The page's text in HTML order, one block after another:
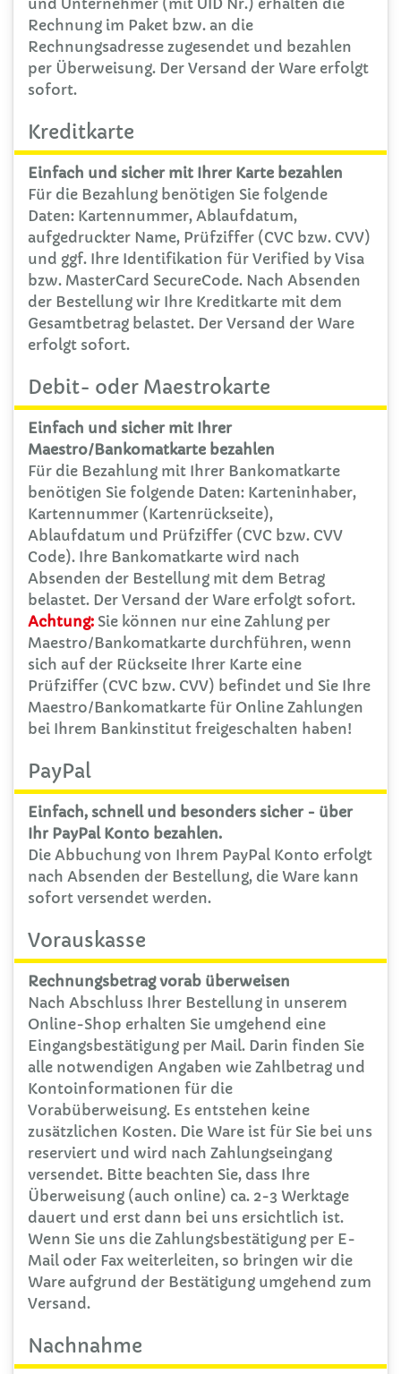
Rechnung im Paket bzw. an die
Rechnungsadresse zugesendet und bezahlen
per Überweisung. Der Versand der Ware erfolgt
sofort.
Kreditkarte
Einfach und sicher mit Ihrer Karte bezahlen
Für die Bezahlung benötigen Sie folgende
Daten: Kartennummer, Ablaufdatum,
aufgedruckter Name, Prüfziffer (CVC bzw. CVV)
und ggf. Ihre Identifikation für Verified by Visa
bzw. MasterCard SecureCode. Nach Absenden
der Bestellung wir Ihre Kreditkarte mit dem
Gesamtbetrag belastet. Der Versand der Ware
erfolgt sofort.
Debit- oder Maestrokarte
Einfach und sicher mit Ihrer
Maestro/Bankomatkarte bezahlen
Für die Bezahlung mit Ihrer Bankomatkarte
benötigen Sie folgende Daten: Karteninhaber,
Kartennummer (Kartenrückseite),
Ablaufdatum und Prüfziffer (CVC bzw. CVV
Code). Ihre Bankomatkarte wird nach
Absenden der Bestellung mit dem Betrag
belastet. Der Versand der Ware erfolgt sofort.
Achtung: Sie können nur eine Zahlung per
Maestro/Bankomatkarte durchführen, wenn
sich auf der Rückseite Ihrer Karte eine
Prüfziffer (CVC bzw. CVV) befindet und Sie Ihre
Maestro/Bankomatkarte für Online Zahlungen
bei Ihrem Bankinstitut freigeschalten haben!
PayPal
Einfach, schnell und besonders sicher - über
Ihr PayPal Konto bezahlen.
Die Abbuchung von Ihrem PayPal Konto erfolgt
nach Absenden der Bestellung, die Ware kann
sofort versendet werden.
Vorauskasse
Rechnungsbetrag vorab überweisen
Nach Abschluss Ihrer Bestellung in unserem
Online-Shop erhalten Sie umgehend eine
Eingangsbestätigung per Mail. Darin finden Sie
alle notwendigen Angaben wie Zahlbetrag und
Kontoinformationen für die
Vorabüberweisung. Es entstehen keine
zusätzlichen Kosten. Die Ware ist für Sie bei uns
reserviert und wird nach Zahlungseingang
versendet. Bitte beachten Sie, dass Ihre
Überweisung (auch online) ca. 2-3 Werktage
dauert und erst dann bei uns ersichtlich ist.
Wenn Sie uns die Zahlungsbestätigung per E-
Mail oder Fax weiterleiten, so bringen wir die
Ware aufgrund der Bestätigung umgehend zum
Versand.
Nachnahme